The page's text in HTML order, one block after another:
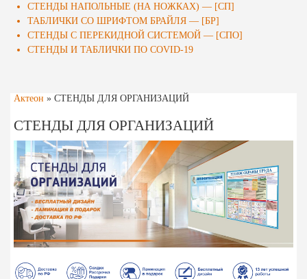
СТЕНДЫ НАПОЛЬНЫЕ (НА НОЖКАХ) — [СП]
ТАБЛИЧКИ СО ШРИФТОМ БРАЙЛЯ — [БР]
СТЕНДЫ С ПЕРЕКИДНОЙ СИСТЕМОЙ — [СПО]
СТЕНДЫ И ТАБЛИЧКИ ПО COVID-19
Актеон » СТЕНДЫ ДЛЯ ОРГАНИЗАЦИЙ
СТЕНДЫ ДЛЯ ОРГАНИЗАЦИЙ